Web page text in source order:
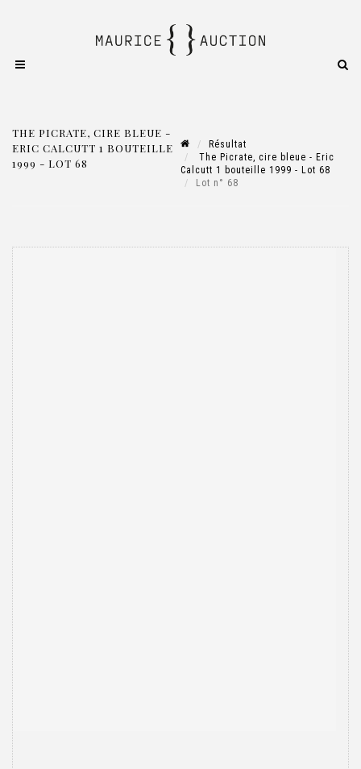
THE PICRATE, CIRE BLEUE -
ERIC CALCUTT 1 BOUTEILLE
1999 - LOT 68
Résultat
The Picrate, cire bleue - Eric
Calcutt 1 bouteille 1999 - Lot 68
Lot n° 68